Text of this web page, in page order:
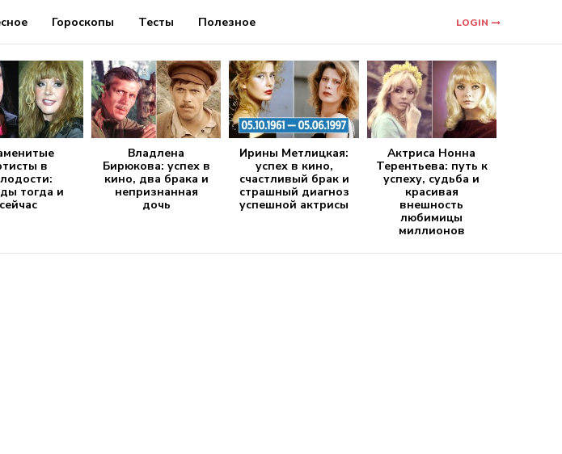
Гороскопы Тесты Полезное LOGIN
в
тогда и
сейчас
Владлена
Бирюкова: успех в
кино, два брака и
непризнанная
дочь
Ирины Метлицкая:
успех в кино,
счастливый брак и
страшный диагноз
успешной актрисы
Актриса Нонна
Терентьева: путь к
успеху, судьба и
красивая
внешность
любимицы
миллионов